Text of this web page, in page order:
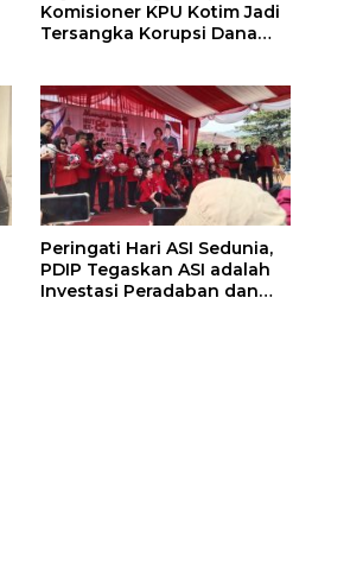
Komisioner KPU Kotim Jadi
Tersangka Korupsi Dana
Peringati Hari ASI Sedunia,
PDIP Tegaskan ASI adalah
Investasi Peradaban dan